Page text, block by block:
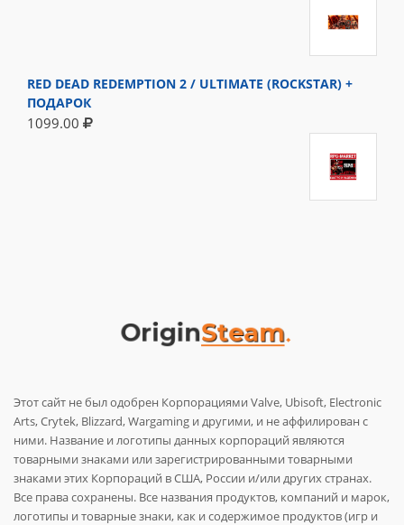
RED DEAD REDEMPTION 2 / ULTIMATE (ROCKSTAR) +
ПОДАРОК
1099.00
Этот сайт не был одобрен Корпорациями Valve, Ubisoft, Electronic
Arts, Crytek, Blizzard, Wargaming и другими, и не аффилирован с
ними. Название и логотипы данных корпораций являются
товарными знаками или зарегистрированными товарными
знаками этих Корпораций в США, России и/или других странах.
Все права сохранены. Все названия продуктов, компаний и марок,
логотипы и товарные знаки, как и содержимое продуктов (игр и